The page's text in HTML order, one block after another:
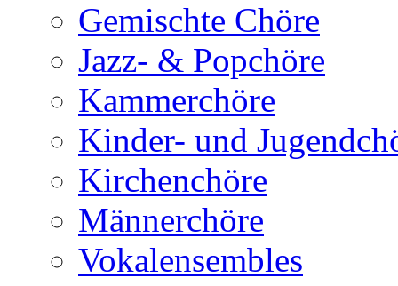
Gemischte Chöre
Jazz- & Popchöre
Kammerchöre
Kinder- und
Kirchenchöre
Männerchöre
Vokalensembles